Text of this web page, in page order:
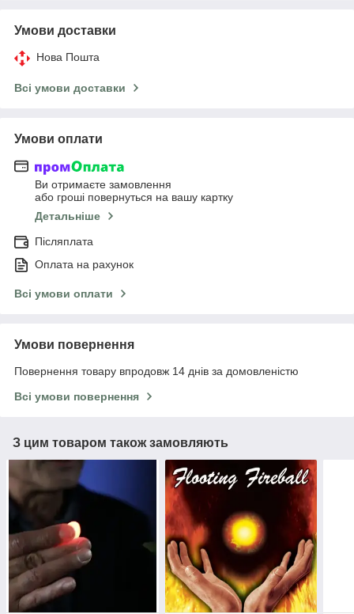
Умови доставки
Нова Пошта
Всі умови доставки
Умови оплати
Ви отримаєте замовлення
або гроші повернуться на вашу картку
Детальніше
Післяплата
Оплата на рахунок
Всі умови оплати
Умови повернення
Повернення товару впродовж 14 днів за домовленістю
Всі умови повернення
З цим товаром також замовляють